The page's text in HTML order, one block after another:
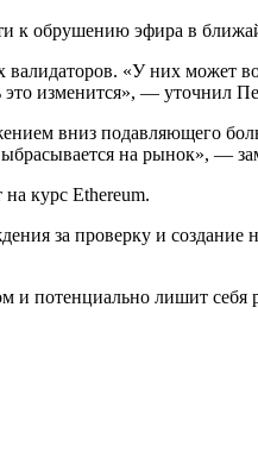
к обрушению эфира в
«У них может
это изменится», — уточнил
вниз подавляющего
на рынок», —
курс Ethereum.
за проверку и
потенциально лишит